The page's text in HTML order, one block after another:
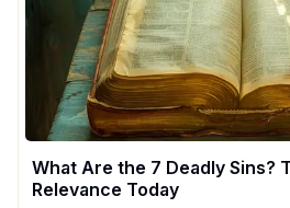
What Are the 7 Deadly Sins?
Relevance Today